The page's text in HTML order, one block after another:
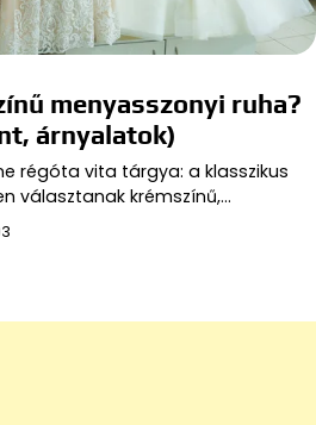
menyasszonyi ruha?
árnyalatok)
régóta vita tárgya: a klasszikus
választanak krémszínű,…